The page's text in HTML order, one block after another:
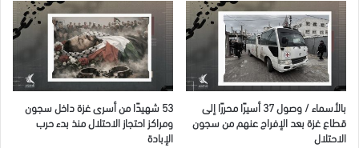
بالأسماء / وصول 37 أسيرًا محررًا إلى
قطاع غزة بعد الإفراج عنهم من سجون
الاحتلال
53 شهيدًا من أسرى غزة داخل سجون
ومراكز احتجاز الاحتلال منذ بدء حرب
الإبادة